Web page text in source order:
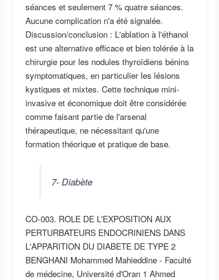
séances et seulement 7 % quatre séances.
Aucune complication n'a été signalée.
Discussion/conclusion : L'ablation à l'éthanol
est une alternative efficace et bien tolérée à la
chirurgie pour les nodules thyroïdiens bénins
symptomatiques, en particulier les lésions
kystiques et mixtes. Cette technique mini-
invasive et économique doit être considérée
comme faisant partie de l'arsenal
thérapeutique, ne nécessitant qu'une
formation théorique et pratique de base.
7- Diabète
CO-003. ROLE DE L'EXPOSITION AUX
PERTURBATEURS ENDOCRINIENS DANS
L'APPARITION DU DIABETE DE TYPE 2
BENGHANI Mohammed Mahieddine - Faculté
de médecine, Université d'Oran 1 Ahmed